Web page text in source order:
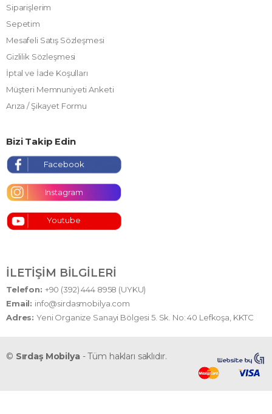
Siparişlerim
Sepetim
Mesafeli Satış Sözleşmesi
Gizlilik Sözleşmesi
İptal ve İade Koşulları
Müşteri Memnuniyeti Anketi
Arıza / Şikayet Formu
Bizi Takip Edin
Facebook
Instagram
Youtube
İLETIŞIM BILGILERI
Telefon: +90 (392) 444 8958 (UYKU)
Email: info@sirdasmobilya.com
Adres:Yeni Organize Sanayi Bölgesi 5. Sk. No: 40 Lefkoşa, KKTC
© Sırdaş Mobilya- Tüm hakları saklıdır.